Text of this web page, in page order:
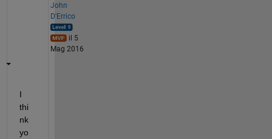
John
D'Errico
il 5
Mag 2016
I
thi
nk
yo